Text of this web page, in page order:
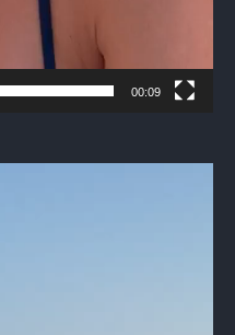
00:09